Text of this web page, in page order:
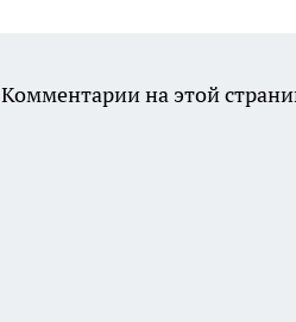
Комментарии на этой